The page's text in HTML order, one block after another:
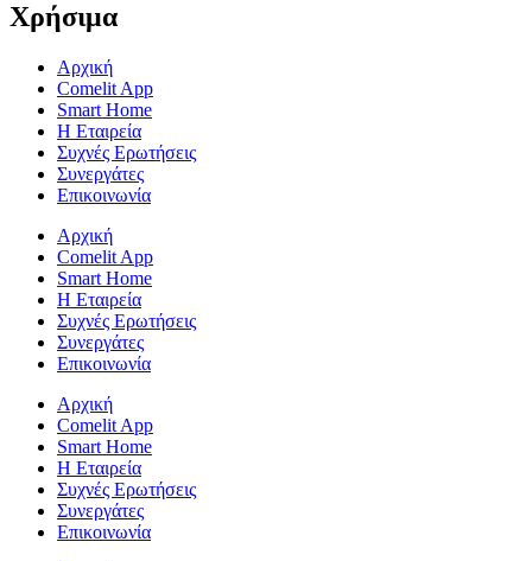
Χρήσιμα
Αρχική
Comelit App
Smart Home
Η Εταιρεία
Συχνές Ερωτήσεις
Συνεργάτες
Επικοινωνία
Αρχική
Comelit App
Smart Home
Η Εταιρεία
Συχνές Ερωτήσεις
Συνεργάτες
Επικοινωνία
Αρχική
Comelit App
Smart Home
Η Εταιρεία
Συχνές Ερωτήσεις
Συνεργάτες
Επικοινωνία